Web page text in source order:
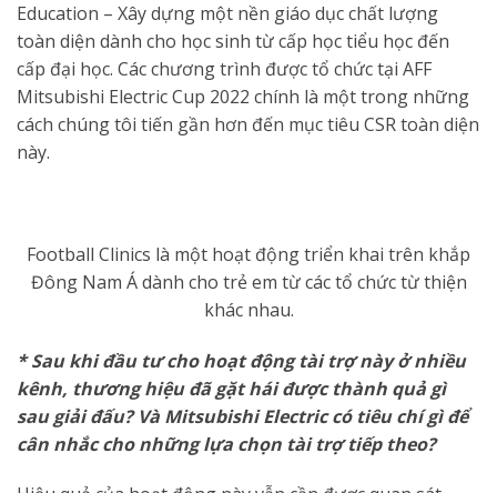
Education – Xây dựng một nền giáo dục chất lượng
toàn diện dành cho học sinh từ cấp học tiểu học đến
cấp đại học. Các chương trình được tổ chức tại AFF
Mitsubishi Electric Cup 2022 chính là một trong những
cách chúng tôi tiến gần hơn đến mục tiêu CSR toàn diện
này.
Football Clinics là một hoạt động triển khai trên khắp
Đông Nam Á dành cho trẻ em từ các tổ chức từ thiện
khác nhau.
* Sau khi đầu tư cho hoạt động tài trợ này ở nhiều
kênh, thương hiệu đã gặt hái được thành quả gì
sau giải đấu? Và Mitsubishi Electric có tiêu chí gì để
cân nhắc cho những lựa chọn tài trợ tiếp theo?